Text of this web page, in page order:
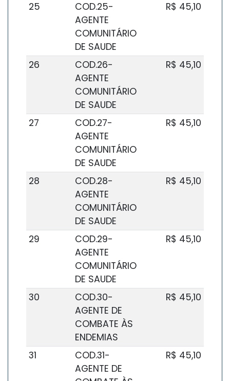
25
COD.25-
AGENTE
COMUNITÁRIO
DE SAUDE
R$ 45,10
26
COD.26-
AGENTE
COMUNITÁRIO
DE SAUDE
R$ 45,10
27
COD.27-
AGENTE
COMUNITÁRIO
DE SAUDE
R$ 45,10
28
COD.28-
AGENTE
COMUNITÁRIO
DE SAUDE
R$ 45,10
29
COD.29-
AGENTE
COMUNITÁRIO
DE SAUDE
R$ 45,10
30
COD.30-
AGENTE DE
COMBATE ÀS
ENDEMIAS
R$ 45,10
31
COD.31-
AGENTE DE
R$ 45,10